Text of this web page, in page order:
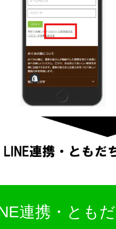
連携・とも